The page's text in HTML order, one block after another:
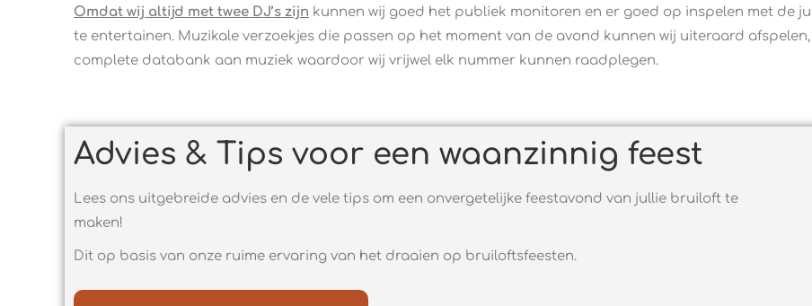
Omdat wij altijd met twee DJ’s zijn kunnen wij goed het publiek monitoren en er goed op inspelen met de
te entertainen. Muzikale verzoekjes die passen op het moment van de avond kunnen wij uiteraard
complete databank aan muziek waardoor wij vrijwel elk nummer kunnen raadplegen.
Advies & Tips voor een waanzinnig feest
Lees ons uitgebreide advies en de vele tips om een onvergetelijke feestavond van jullie bruiloft te
maken!
Dit op basis van onze ruime ervaring van het draaien op bruiloftsfeesten.